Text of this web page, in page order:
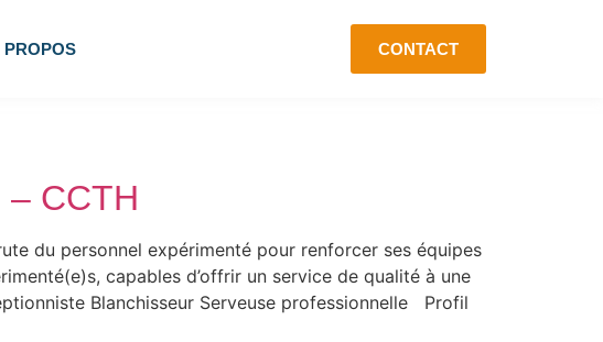
PROPOS CONTACT
CCTH
du personnel expérimenté pour renforcer ses équipes
capables d’offrir un service de qualité à une
Blanchisseur Serveuse professionnelle Profil